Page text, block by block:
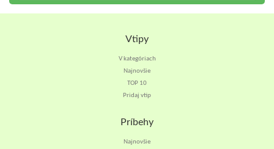
Vtipy
V kategóriach
Najnovšie
TOP 10
Pridaj vtip
Príbehy
Najnovšie